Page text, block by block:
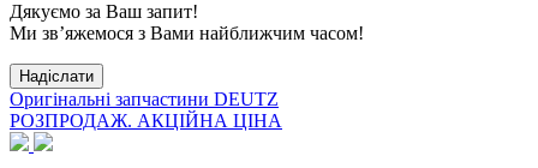
Дякуємо за Ваш запит!
Ми зв’яжемося з Вами найближчим часом!
Оригінальні запчастини DEUTZ
РОЗПРОДАЖ. АКЦІЙНА ЦІНА